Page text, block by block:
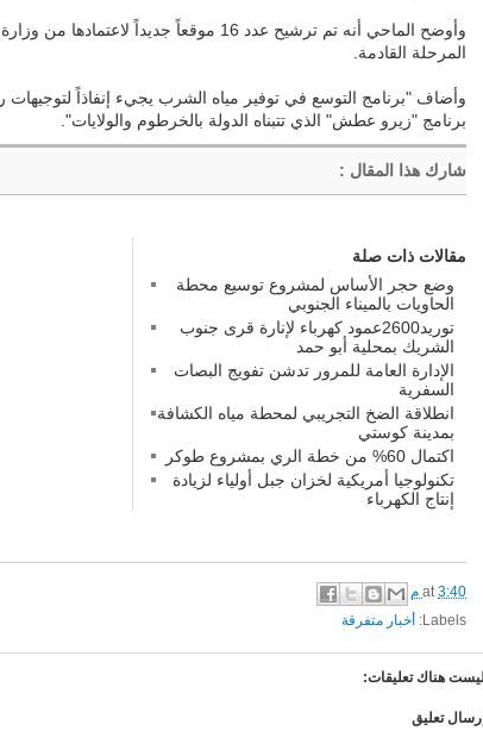
وأوضح الماحي أنه تم ترشيح عدد 16 موقعاً جديداً
المرحلة القادمة.
وأضاف "برنامج التوسع في توفير مياه الشرب يجيء إنفاذاً لتوجيهات
برنامج "زيرو عطش" الذي تتبناه الدولة بالخرطوم والولايات".
شارك هذا المقال :
مقالات ذات صلة
وضع حجر الأساس لمشروع توسيع محطة
الحاويات بالميناء الجنوبي
توريد2600عمود كهرباء لإنارة قرى جنوب
الشريك بمحلية أبو حمد
الإدارة العامة للمرور تدشن تفويج البصات
السفرية
انطلاقة الضخ التجريبي لمحطة مياه الكشافة
بمدينة كوستي
اكتمال 60% من خطة الري بمشروع طوكر
تكنولوجيا أمريكية لخزان جبل أولياء لزيادة
إنتاج الكهرباء
at3:40 م
Labels:
أخبار متفرقة
ليست هناك تعليقات:
إرسال تعليق